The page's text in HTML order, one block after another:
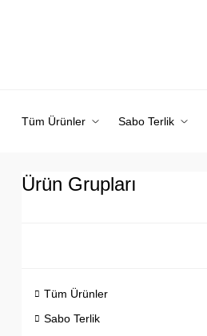
Tüm Ürünler Sabo Terlik
Ürün Grupları
Tüm Ürünler
Sabo Terlik